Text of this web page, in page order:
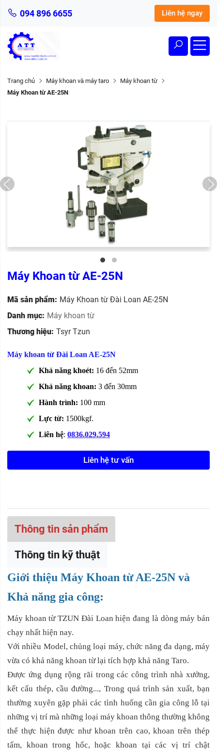
094 896 6655 Liên hệ ngay
Trang chủ Máy khoan và máy taro
Máy khoan từ
Máy Khoan từ AE-25N
Máy Khoan từ AE-25N
Mã sản phẩm: Máy Khoan từ Đài Loan AE-25N
Danh mục: Máy khoan từ
Thương hiệu: Tsyr Tzun
Máy khoan từ Đài Loan AE-25N
Khả năng khoét: 16 đến 52mm
Khả năng khoan: 3 đến 30mm
Hành trình: 100 mm
Lực từ: 1500kgf.
Liên hệ: 0836.029.594
Liên hệ tư vấn
Thông tin sản phẩm
Thông tin kỹ thuật
Giới thiệu Máy Khoan từ AE-25N và
Khả năng gia công:
Máy khoan từ TZUN Đài Loan hiện đang là dòng máy bán
chạy nhất hiện nay.
Với nhiều Model, chủng loại máy, chức năng đa dạng, máy
vừa có khả năng khoan từ lại tích hợp khả năng Taro.
Được ứng dụng rộng rãi trong các công trình nhà xưởng,
kết cấu thép, cầu đường..., Trong quá trình sản xuất, bạn
thường xuyên gặp phải các tình huống cần gia công lỗ tại
những vị trí mà những loại máy khoan thông thường không
thể thực hiện được như khoan trên cao, khoan trên thép
tấm, khoan trong hốc, hoặc khoan tại các vị trí chật